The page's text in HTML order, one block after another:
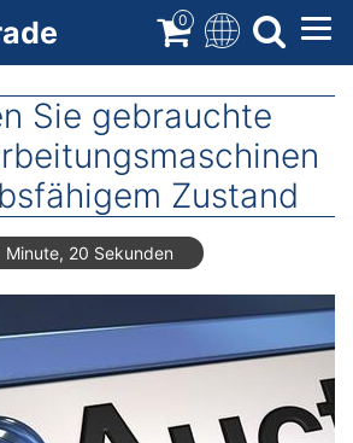
0
Sie gebrauchte
Zustand
Minute, 20 Sekunden